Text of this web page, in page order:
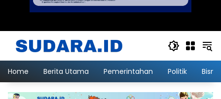
Home Berita Utama Pemerintahan Politik